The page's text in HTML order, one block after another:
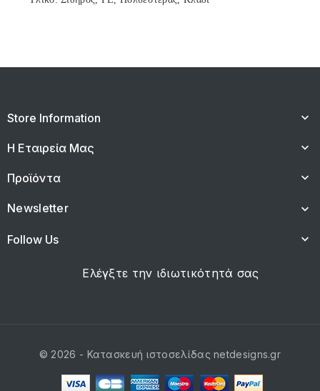
Store Information keyboard_arrow_down
Η Εταιρεία Μας keyboard_arrow_down
Προϊόντα keyboard_arrow_down
Newsletter keyboard_arrow_down
Follow Us keyboard_arrow_down
Ελέγξτε την ιδιωτικότητά σας
© 2026 - Κατασκευή ιστοσελίδας netdesigns.gr